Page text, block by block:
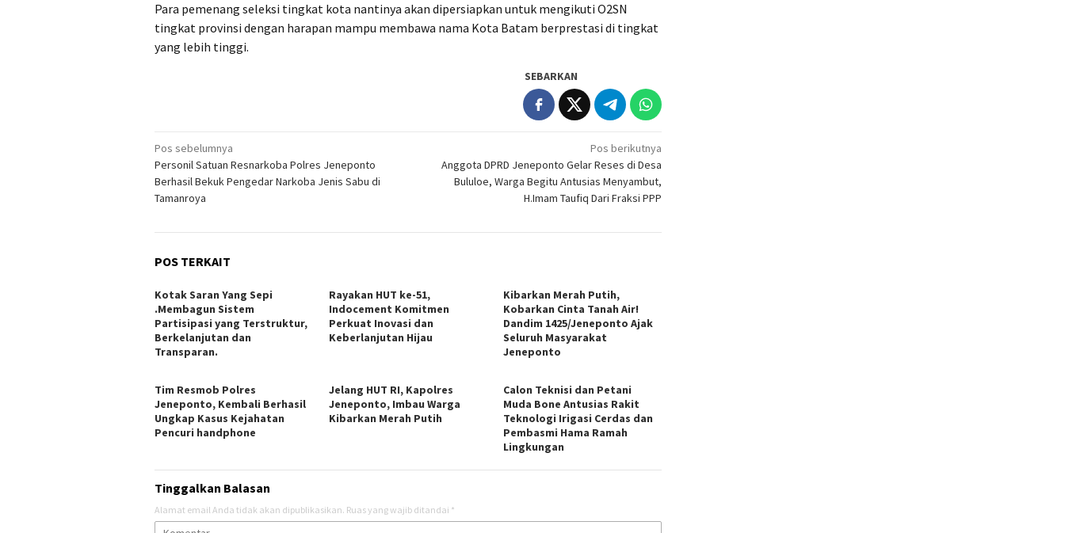
Para pemenang seleksi tingkat kota nantinya akan dipersiapkan untuk mengikuti O2SN
tingkat provinsi dengan harapan mampu membawa nama Kota Batam berprestasi di tingkat
yang lebih tinggi.
SEBARKAN
Navigasi
pos
Pos sebelumnya
Personil Satuan Resnarkoba Polres Jeneponto
Berhasil Bekuk Pengedar Narkoba Jenis Sabu di
Tamanroya
Pos berikutnya
Anggota DPRD Jeneponto Gelar Reses di Desa
Bululoe, Warga Begitu Antusias Menyambut,
H.Imam Taufiq Dari Fraksi PPP
POS TERKAIT
Kotak Saran Yang Sepi
.Membagun Sistem
Partisipasi yang Terstruktur,
Berkelanjutan dan
Transparan.
Rayakan HUT ke-51,
Indocement Komitmen
Perkuat Inovasi dan
Keberlanjutan Hijau
Kibarkan Merah Putih,
Kobarkan Cinta Tanah Air!
Dandim 1425/Jeneponto Ajak
Seluruh Masyarakat
Jeneponto
Tim Resmob Polres
Jeneponto, Kembali Berhasil
Ungkap Kasus Kejahatan
Pencuri handphone
Jelang HUT RI, Kapolres
Jeneponto, Imbau Warga
Kibarkan Merah Putih
Calon Teknisi dan Petani
Muda Bone Antusias Rakit
Teknologi Irigasi Cerdas dan
Pembasmi Hama Ramah
Lingkungan
Tinggalkan Balasan
Alamat email Anda tidak akan dipublikasikan. Ruas yang wajib ditandai *